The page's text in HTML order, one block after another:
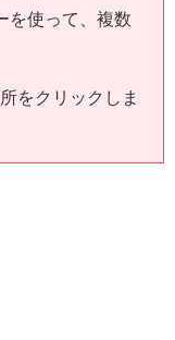
を使って、複数
をクリックしま